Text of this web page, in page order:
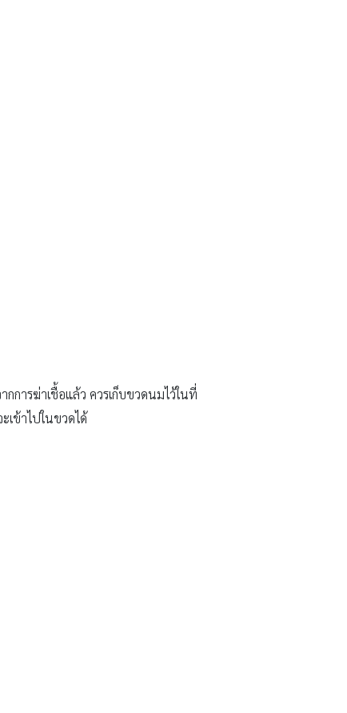
การฆ่าเชื้อแล้ว ควรเก็บขวดนมไว้ในที่
ข้าไปในขวดได้